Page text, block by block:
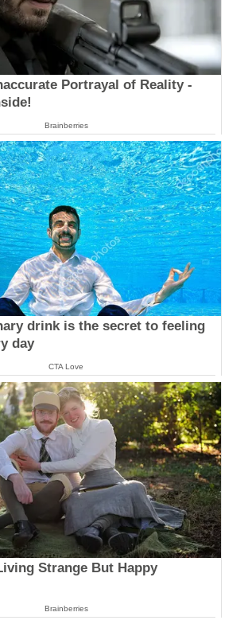
Portrayal of Reality -
Brainberries
drink is the secret to feeling
day
CTA Love
Strange But Happy
Brainberries